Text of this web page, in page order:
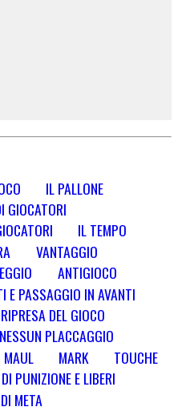
IL PALLONE
GIOCATORI
IL TEMPO
VANTAGGIO
ANTIGIOCO
E PASSAGGIO IN AVANTI
DEL GIOCO
PLACCAGGIO
MAUL MARK
TOUCHE
PUNIZIONE E LIBERI
META